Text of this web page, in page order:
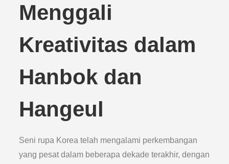
Menggali
Kreativitas dalam
Hanbok dan
Hangeul
Seni rupa Korea telah mengalami perkembangan
yang pesat dalam beberapa dekade terakhir, dengan